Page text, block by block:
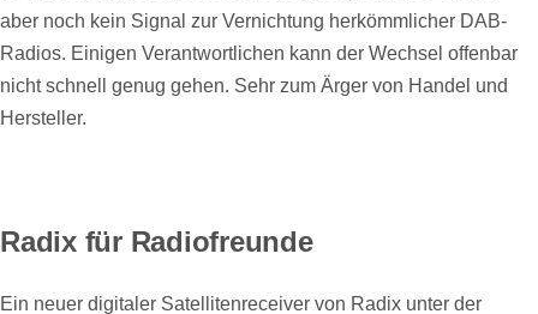
aber noch kein Signal zur Vernichtung herkömmlicher DAB-
Radios. Einigen Verantwortlichen kann der Wechsel offenbar
nicht schnell genug gehen. Sehr zum Ärger von Handel und
Hersteller.
Radix für Radiofreunde
Ein neuer digitaler Satellitenreceiver von Radix unter der